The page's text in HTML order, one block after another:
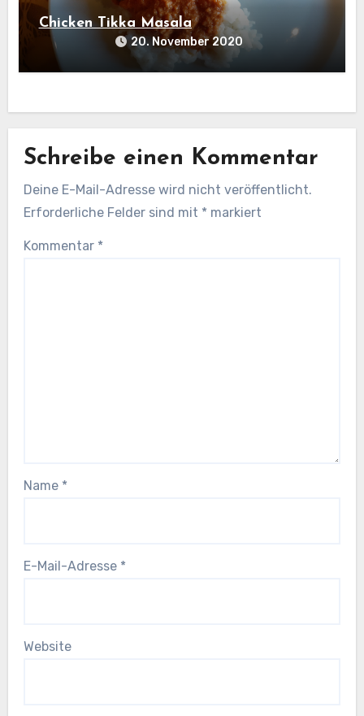
Chicken Tikka Masala
20. November 2020
Schreibe einen Kommentar
Deine E-Mail-Adresse wird nicht veröffentlicht.
Erforderliche Felder sind mit * markiert
Kommentar *
Name *
E-Mail-Adresse *
Website